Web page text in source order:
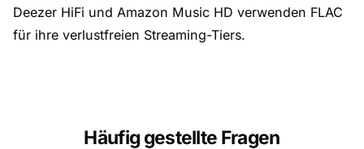
Deezer HiFi und Amazon Music HD verwenden FLAC
für ihre verlustfreien Streaming-Tiers.
Häufig gestellte Fragen